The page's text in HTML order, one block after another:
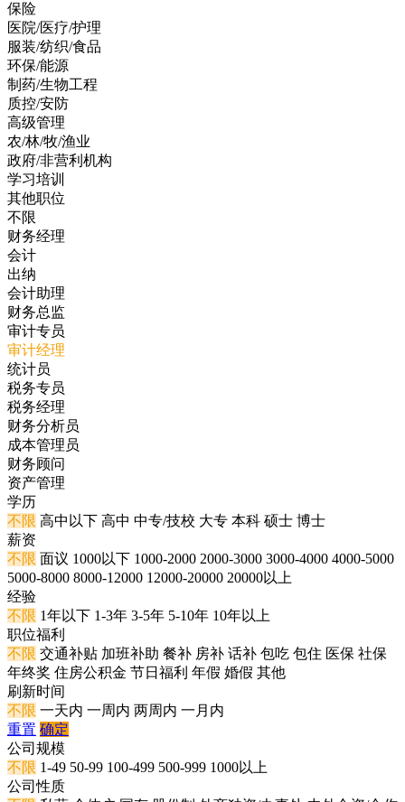
保险
医院/医疗/护理
服装/纺织/食品
环保/能源
制药/生物工程
质控/安防
高级管理
农/林/牧/渔业
政府/非营利机构
学习培训
其他职位
不限
财务经理
会计
出纳
会计助理
财务总监
审计专员
审计经理
统计员
税务专员
税务经理
财务分析员
成本管理员
财务顾问
资产管理
学历
不限 高中以下 高中 中专/技校 大专 本科 硕士 博士
薪资
不限 面议 1000以下 1000-2000 2000-3000 3000-4000 4000-5000
5000-8000 8000-12000 12000-20000 20000以上
经验
不限 1年以下 1-3年 3-5年 5-10年 10年以上
职位福利
不限 交通补贴 加班补助 餐补 房补 话补 包吃 包住 医保 社保
年终奖 住房公积金 节日福利 年假 婚假 其他
刷新时间
不限 一天内 一周内 两周内 一月内
重置 确定
公司规模
不限 1-49 50-99 100-499 500-999 1000以上
公司性质